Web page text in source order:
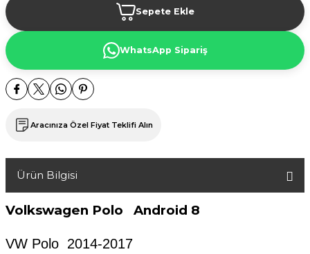
Sepete Ekle
WhatsApp Sipariş
Aracınıza Özel Fiyat Teklifi Alın
Ürün Bilgisi
Volkswagen Polo Android 8
VW Polo 2014-2017